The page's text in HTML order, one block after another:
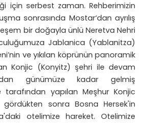
için serbest zaman. Rehberimizin
sonrasında Mostar‘dan ayrılış
bir doğayla ünlü Neretva Nehri
Jablanica (Yablanitza)
ve yıkılan köprünün panoramik
Konjic (Konyitz) şehri ile devam
günümüze kadar gelmiş
tarafından yapılan Meşhur Konjic
gördükten sonra Bosna Hersek'in
otelimize hareket. Otelimize